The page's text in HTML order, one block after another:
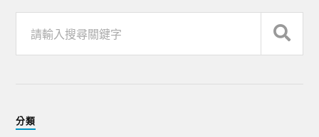
分類